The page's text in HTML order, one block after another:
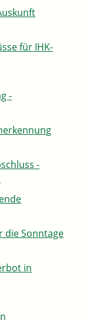
für IHK-
-
-
die Sonntage
in